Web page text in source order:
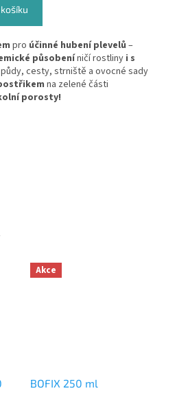
pro účinné hubení plevelů –
působeníničí rostliny i s
cesty, strniště a ovocné sady
na zelené části
porosty!
Akce
BOFIX 250 ml